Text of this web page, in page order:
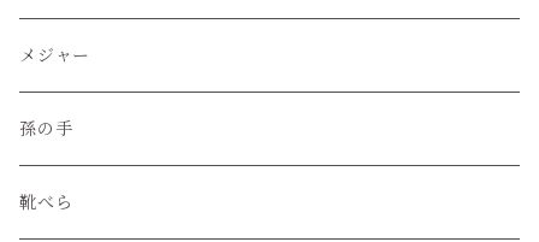
レザークラフト材料
メジャー
孫の手
靴べら